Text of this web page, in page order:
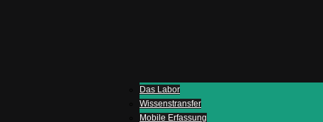
Das Labor
Wissenstransfer
Mobile Erfassung